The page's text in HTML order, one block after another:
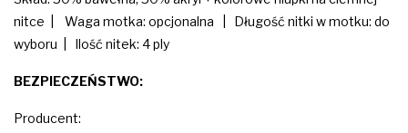
nitce | Waga motka: opcjonalna | Długość nitki w motku: do
wyboru | Ilość nitek: 4 ply
BEZPIECZEŃSTWO:
Producent: